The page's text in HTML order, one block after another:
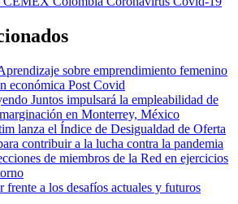
sobre emprendimiento femenino
económica Post Covid
Juntos impulsará la empleabilidad de
en Monterrey, México
lanza el Índice de Desigualdad de Oferta
contribuir a la lucha contra la pandemia
de miembros de la Red en ejercicios
frente a los desafíos actuales y futuros